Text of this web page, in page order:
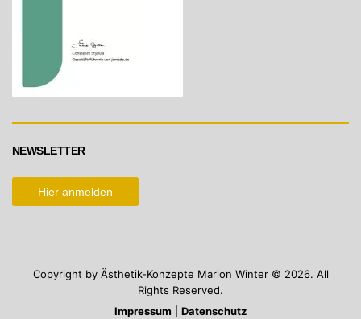
NEWSLETTER
Hier anmelden
Copyright by Ästhetik-Konzepte Marion Winter © 2026. All
Rights Reserved.
Impressum
Datenschutz